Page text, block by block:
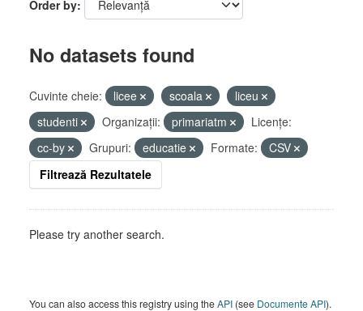
Order by
No datasets found
Cuvinte cheie: licee scoala
liceu
studenti
Organizații: primariatm
Licenţe:
cc-by
Grupuri: educatie Formate:
CSV
Filtrează Rezultatele
Please try another search.
You can also access this registry using theAPI (see Documente API).